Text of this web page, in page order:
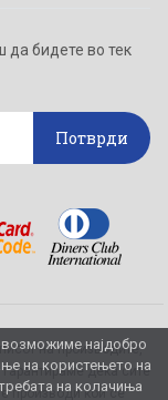
најдобро
на користењето на
на колачиња
да бидете во тек
Потврди
на производите,
дека сите
производи кои се